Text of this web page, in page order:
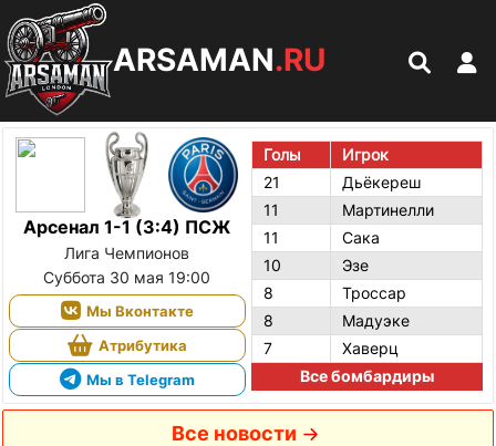
ARSAMAN.RU
Арсенал 1-1 (3:4) ПСЖ
Лига Чемпионов
Суббота 30 мая 19:00
Мы Вконтакте
Атрибутика
Мы в Telegram
Голы
Игрок
21
Дьёкереш
11
Мартинелли
11
Сака
10
Эзе
8
Троссар
8
Мадуэке
7
Хаверц
Все бомбардиры
Все новости